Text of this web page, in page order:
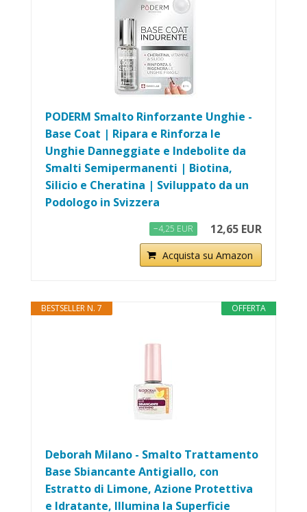
PODERM Smalto Rinforzante Unghie -
Base Coat | Ripara e Rinforza le
Unghie Danneggiate e Indebolite da
Smalti Semipermanenti | Biotina,
Silicio e Cheratina | Sviluppato da un
Podologo in Svizzera
−4,25 EUR 12,65 EUR
Acquista su Amazon
OFFERTA
BESTSELLER N. 7
Deborah Milano - Smalto Trattamento
Base Sbiancante Antigiallo, con
Estratto di Limone, Azione Protettiva
e Idratante, Illumina la Superficie